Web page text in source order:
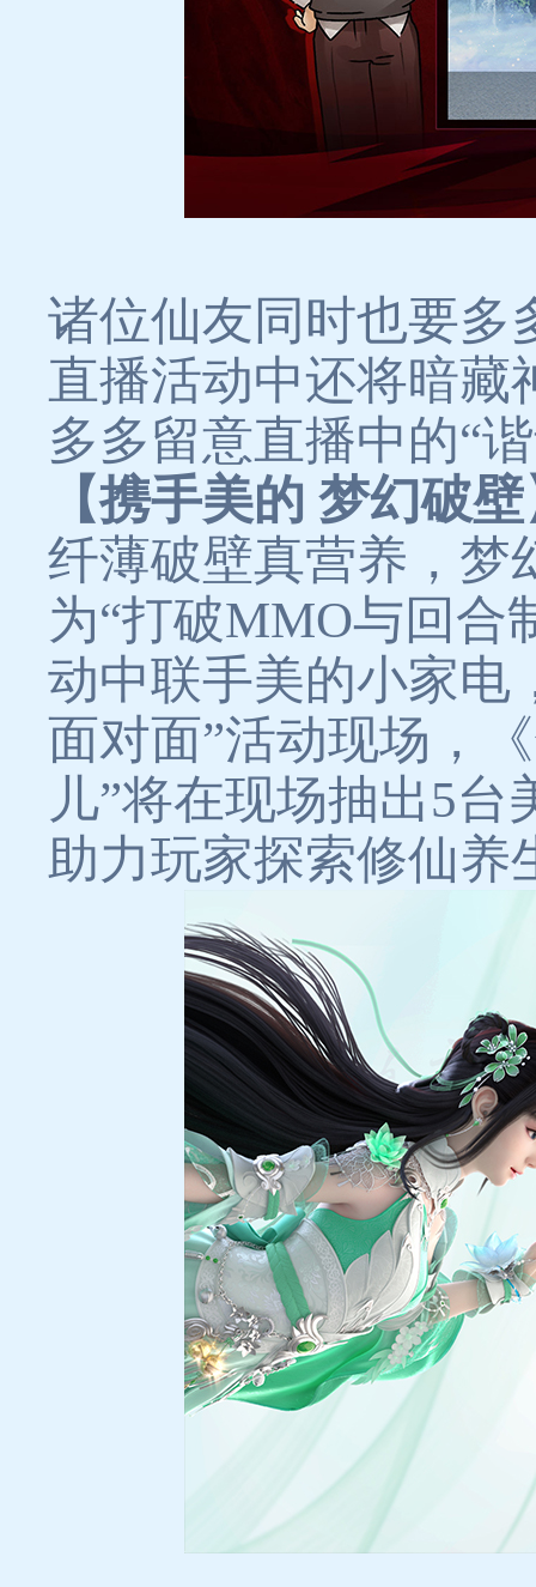
诸位仙友同时也要多
直播活动中还将暗
多多留意直播中的“
【携手美的 梦幻破
纤薄破壁真营养，梦
为“打破MMO与回合
动中联手美的小家电
面对面”活动现场，
儿”将在现场抽出5
助力玩家探索修仙养